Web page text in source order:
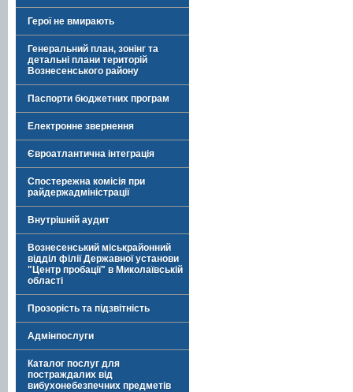
Герої не вмирають
Генеральний план, зонінг та
детальні плани територій
Вознесенського району
Паспорти бюджетних програм
Електронне звернення
Євроатлантична інтеграція
Спостережна комісія при
райдержадміністрації
Внутрішній аудит
Вознесенський міськрайонний
відділ філії Державної установи
"Центр пробації" в Миколаївській
області
Прозорість та підзвітність
Адмінпослуги
Каталог послуг для
постраждалих від
вибухонебезпечних предметів